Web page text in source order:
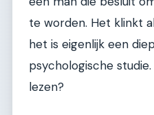
te worden. Het klinkt
het is eigenlijk een
psychologische
lezen?